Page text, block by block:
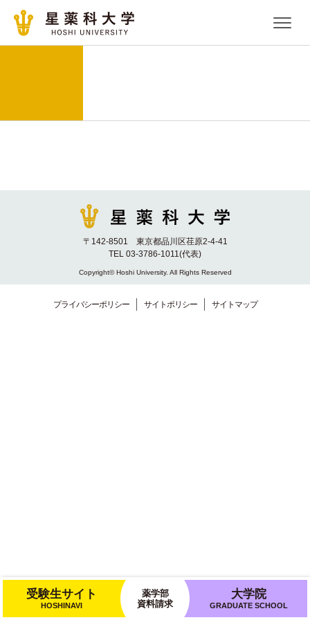
〒142-8501 東京都品川区荏原2-4-41
TEL 03-3786-1011(代表)
Copyright© Hoshi University. All Rights Reserved
プライバシーポリシー サイトポリシー サイトマップ
受験生サイト
HOSHINAVI
薬学部
資料請求
大学院
GRADUATE SCHOOL